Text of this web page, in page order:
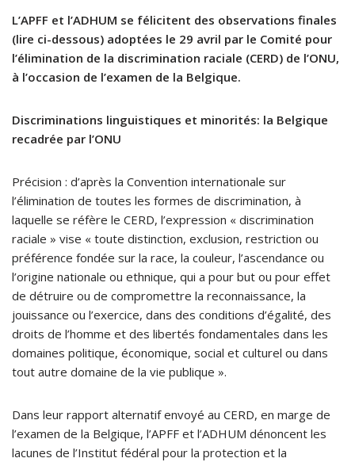
L’APFF et l’ADHUM se félicitent des observations finales
(lire ci-dessous) adoptées le 29 avril par le Comité pour
l’élimination de la discrimination raciale (CERD) de l’ONU,
à l’occasion de l’examen de la Belgique.
Discriminations linguistiques et minorités: la Belgique
recadrée par l’ONU
Précision : d’après la Convention internationale sur
l’élimination de toutes les formes de discrimination, à
laquelle se réfère le CERD, l’expression « discrimination
raciale » vise « toute distinction, exclusion, restriction ou
préférence fondée sur la race, la couleur, l’ascendance ou
l’origine nationale ou ethnique, qui a pour but ou pour effet
de détruire ou de compromettre la reconnaissance, la
jouissance ou l’exercice, dans des conditions d’égalité, des
droits de l’homme et des libertés fondamentales dans les
domaines politique, économique, social et culturel ou dans
tout autre domaine de la vie publique ».
Dans leur rapport alternatif envoyé au CERD, en marge de
l’examen de la Belgique, l’APFF et l’ADHUM dénoncent les
lacunes de l’Institut fédéral pour la protection et la